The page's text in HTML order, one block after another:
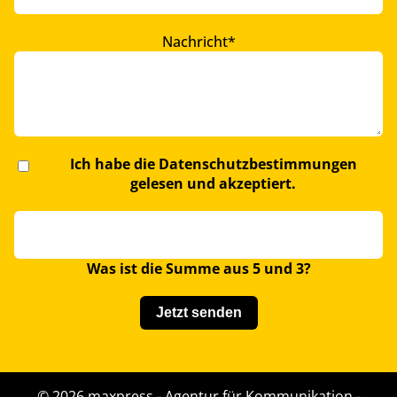
Pflichtfeld
Nachricht*
Ich habe die Datenschutzbestimmungen
gelesen und akzeptiert.
Was ist die Summe aus 5 und 3?
Jetzt senden